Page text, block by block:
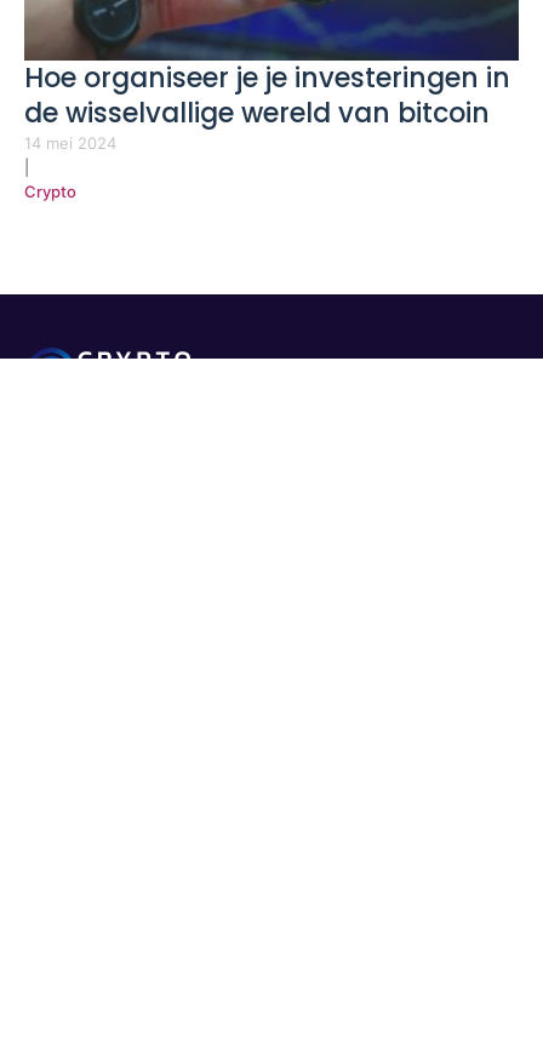
Hoe organiseer je je investeringen in
de wisselvallige wereld van bitcoin
14 mei 2024
Crypto